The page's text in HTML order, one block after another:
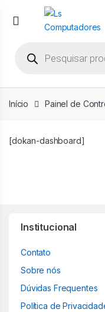
para
para
produtos
Início Painel de
[dokan-dashboard]
Institucional
Contato
Sobre nós
Dúvidas Frequentes
Política de